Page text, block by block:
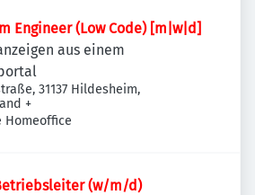
Engineer (Low Code) [m|w|d]
aus einem
31137 Hildesheim,
+
Homeoffice
(w/m/d)